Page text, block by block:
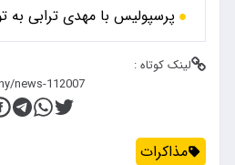
پرسپولیس با مهدی ترابی به
لینک کوتاه :
مذاکرات